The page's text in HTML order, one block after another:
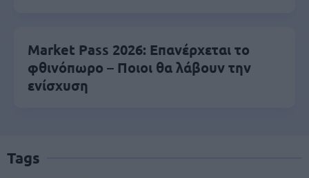
Market Pass 2026: Επανέρχεται το
φθινόπωρο – Ποιοι θα λάβουν την
ενίσχυση
Tags